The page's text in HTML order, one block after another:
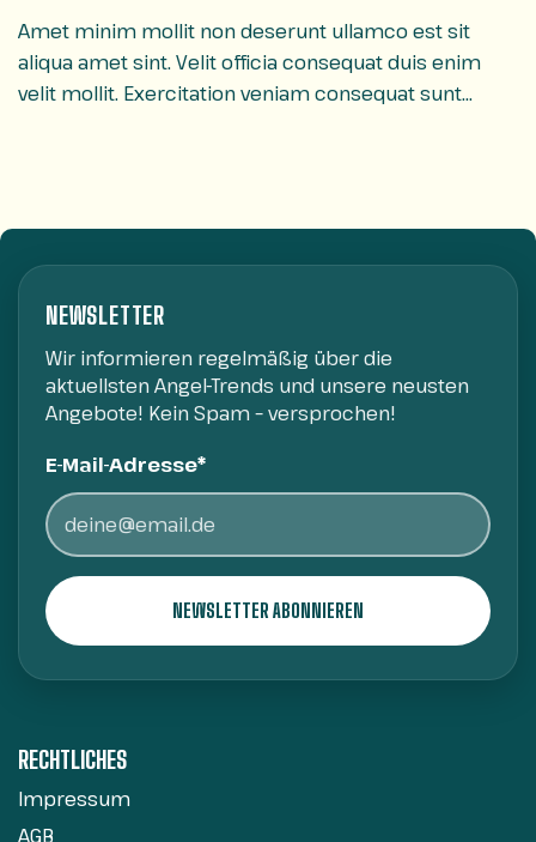
Amet minim mollit non deserunt ullamco est sit
aliqua amet sint. Velit officia consequat duis enim
velit mollit. Exercitation veniam consequat sunt
NEWSLETTER
Wir informieren regelmäßig über die
aktuellsten Angel-Trends und unsere neusten
Angebote! Kein Spam – versprochen!
E-Mail-Adresse*
RECHTLICHES
Impressum
AGB